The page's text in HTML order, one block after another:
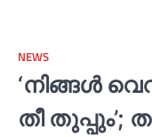
NEWS
‘നിങ്ങള്‍
തീ തുപ്പും’;